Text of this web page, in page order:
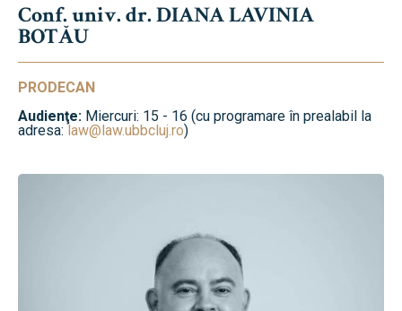
Conf. univ. dr. DIANA LAVINIA
BOTĂU
PRODECAN
Audienţe: Miercuri: 15 - 16 (cu programare în prealabil la
adresa: law@law.ubbcluj.ro)